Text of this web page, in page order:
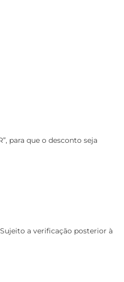
para que o desconto seja
a verificação posterior à